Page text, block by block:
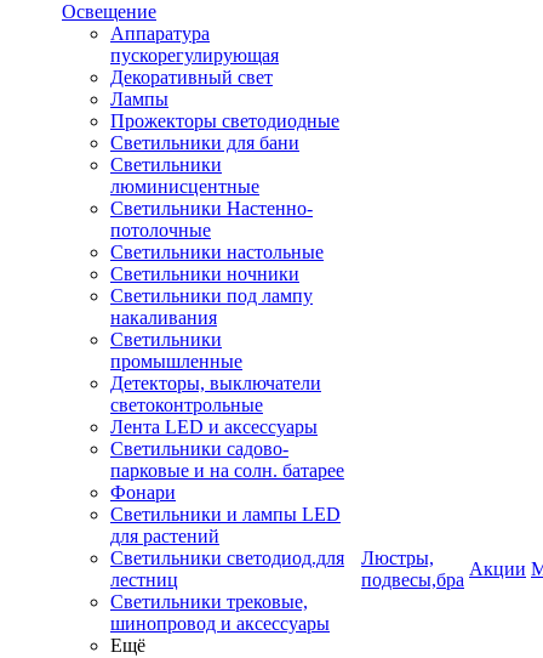
Освещение
Аппаратура
пускорегулирующая
Декоративный свет
Лампы
Прожекторы светодиодные
Светильники для бани
Светильники
люминисцентные
Светильники Настенно-
потолочные
Светильники настольные
Светильники ночники
Светильники под лампу
накаливания
Светильники
промышленные
Детекторы, выключатели
светоконтрольные
Лента LED и аксессуары
Светильники садово-
парковые и на солн. батарее
Фонари
Светильники и лампы LED
для растений
Светильники светодиод.для
лестниц
Светильники трековые,
шинопровод и аксессуары
Ещё
Люстры,
подвесы,бра
Акции